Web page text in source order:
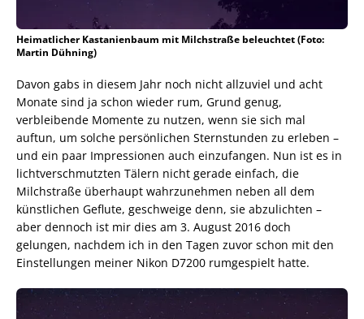
Heimatlicher Kastanienbaum mit Milchstraße beleuchtet (Foto:
Martin Dühning)
Davon gabs in diesem Jahr noch nicht allzuviel und acht
Monate sind ja schon wieder rum, Grund genug,
verbleibende Momente zu nutzen, wenn sie sich mal
auftun, um solche persönlichen Sternstunden zu erleben –
und ein paar Impressionen auch einzufangen. Nun ist es in
lichtverschmutzten Tälern nicht gerade einfach, die
Milchstraße überhaupt wahrzunehmen neben all dem
künstlichen Geflute, geschweige denn, sie abzulichten –
aber dennoch ist mir dies am 3. August 2016 doch
gelungen, nachdem ich in den Tagen zuvor schon mit den
Einstellungen meiner Nikon D7200 rumgespielt hatte.